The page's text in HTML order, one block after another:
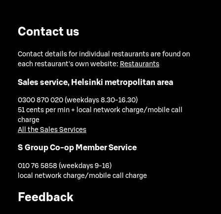
Contact us
Contact details for individual restaurants are found on
each restaurant's own website: Restaurants
Sales service, Helsinki metropolitan area
0300 870 020 (weekdays 8.30-16.30)
51 cents per min + local network charge/mobile call
charge
All the Sales Services
S Group Co-op Member Service
010 76 5858 (weekdays 9-16)
local network charge/mobile call charge
Feedback